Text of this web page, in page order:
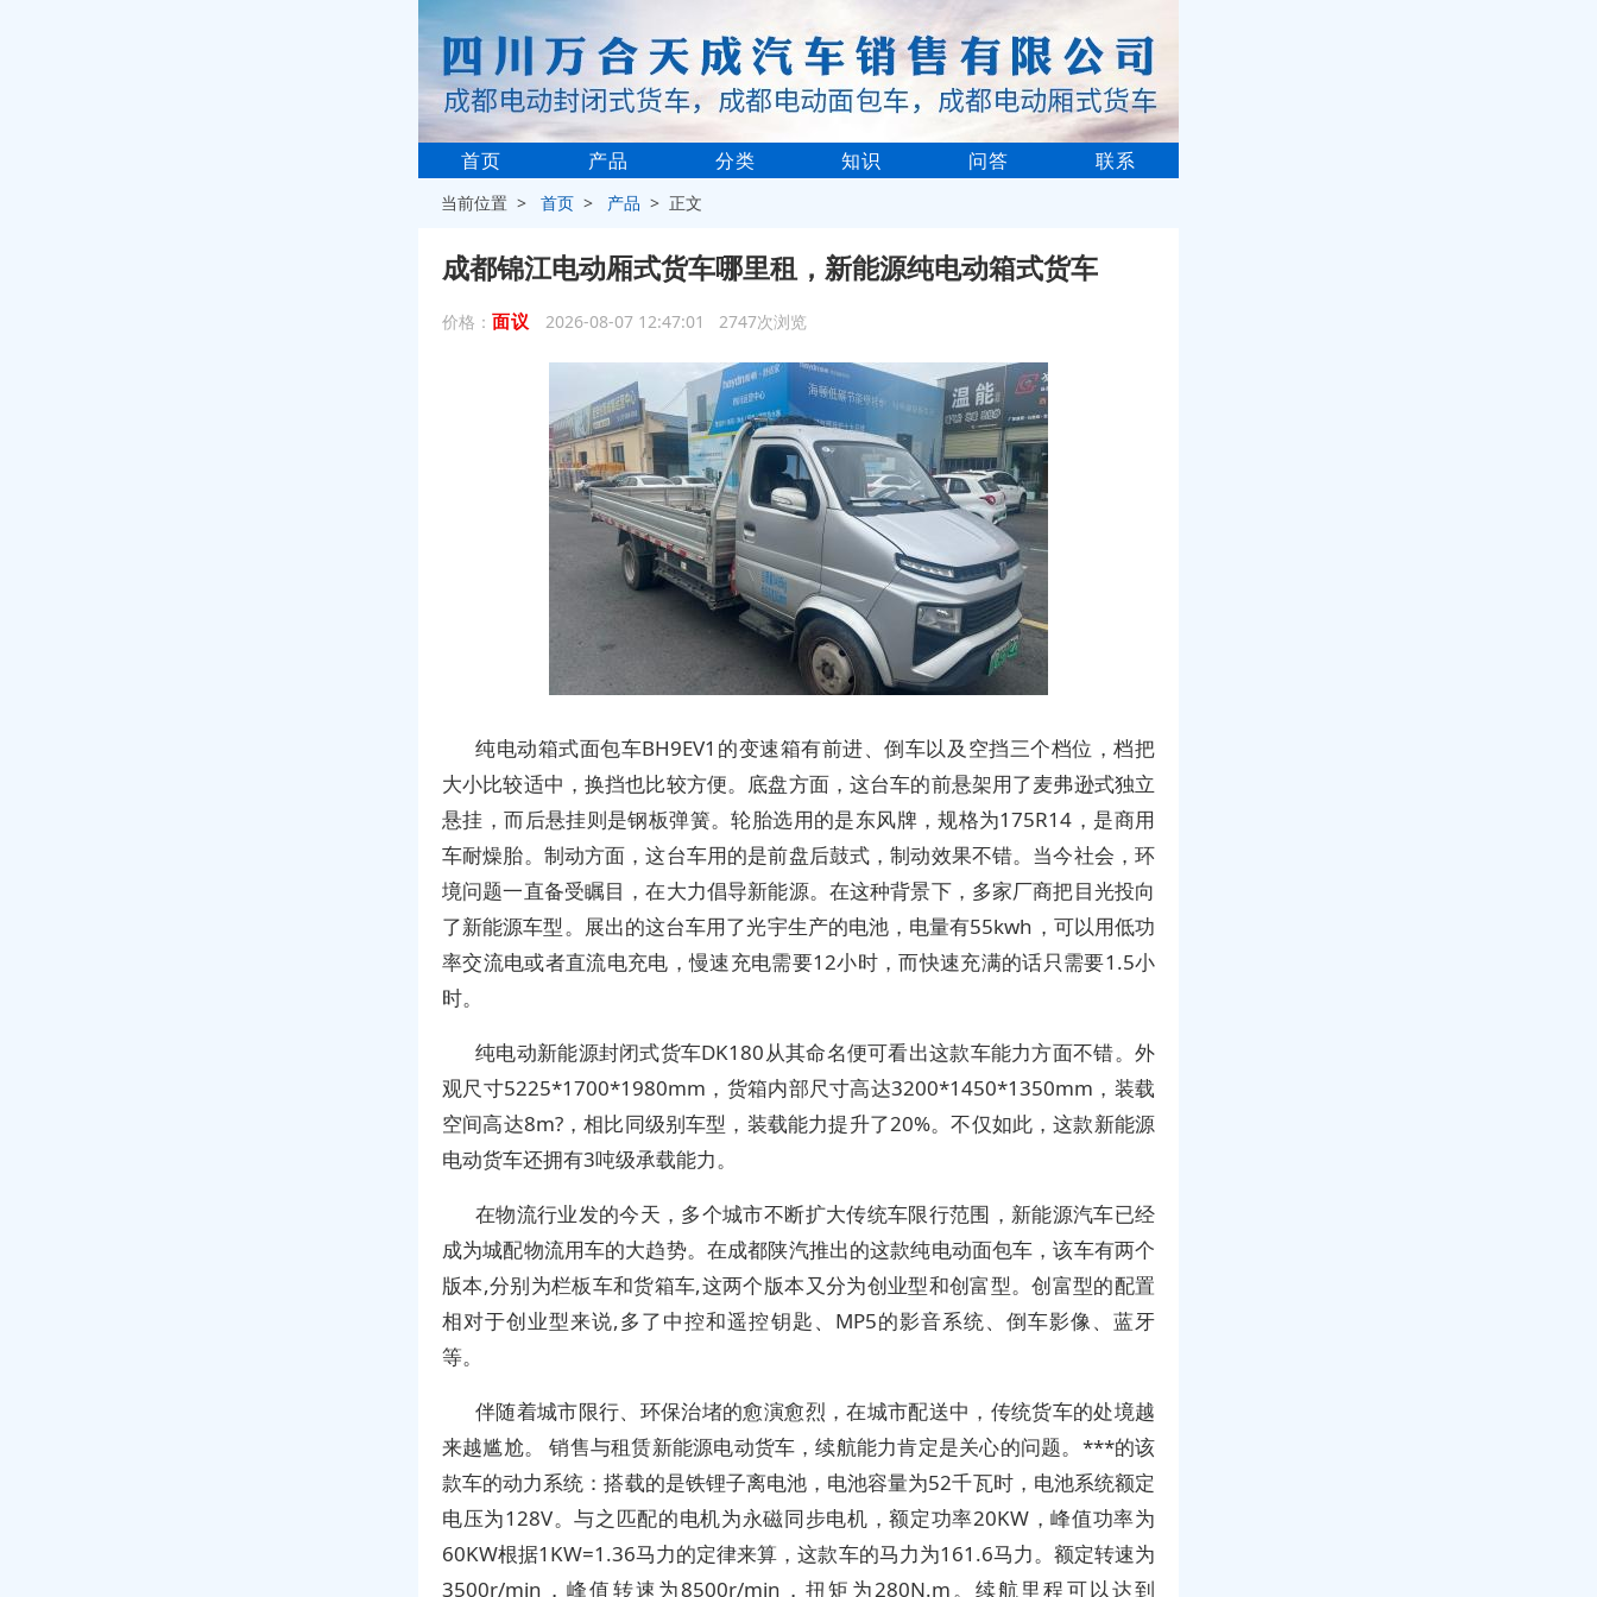
首页 产品 分类 知识 问答 联系
当前位置 >首页 > 产品 > 正文
成都锦江电动厢式货车哪里租，新能源纯电动箱式货车
价格： 面议 2026-08-07 12:47:01 2747次浏览
纯电动箱式面包车BH9EV1的变速箱有前进、倒车以及空挡三个档位，档把
大小比较适中，换挡也比较方便。底盘方面，这台车的前悬架用了麦弗逊式独立
悬挂，而后悬挂则是钢板弹簧。轮胎选用的是东风牌，规格为175R14，是商用
车耐燥胎。制动方面，这台车用的是前盘后鼓式，制动效果不错。当今社会，环
境问题一直备受瞩目，在大力倡导新能源。在这种背景下，多家厂商把目光投向
了新能源车型。展出的这台车用了光宇生产的电池，电量有55kwh，可以用低功
率交流电或者直流电充电，慢速充电需要12小时，而快速充满的话只需要1.5小
时。
纯电动新能源封闭式货车DK180从其命名便可看出这款车能力方面不错。外
观尺寸5225*1700*1980mm，货箱内部尺寸高达3200*1450*1350mm，装载
空间高达8m?，相比同级别车型，装载能力提升了20%。不仅如此，这款新能源
电动货车还拥有3吨级承载能力。
在物流行业发的今天，多个城市不断扩大传统车限行范围，新能源汽车已经
成为城配物流用车的大趋势。在成都陕汽推出的这款纯电动面包车，该车有两个
版本,分别为栏板车和货箱车,这两个版本又分为创业型和创富型。创富型的配置
相对于创业型来说,多了中控和遥控钥匙、MP5的影音系统、倒车影像、蓝牙
等。
伴随着城市限行、环保治堵的愈演愈烈，在城市配送中，传统货车的处境越
来越尴尬。 销售与租赁新能源电动货车，续航能力肯定是关心的问题。***的该
款车的动力系统：搭载的是铁锂子离电池，电池容量为52千瓦时，电池系统额定
电压为128V。与之匹配的电机为永磁同步电机，额定功率20KW，峰值功率为
60KW根据1KW=1.36马力的定律来算，这款车的马力为161.6马力。额定转速为
3500r/min，峰值转速为8500r/min，扭矩为280N.m。续航里程可以达到